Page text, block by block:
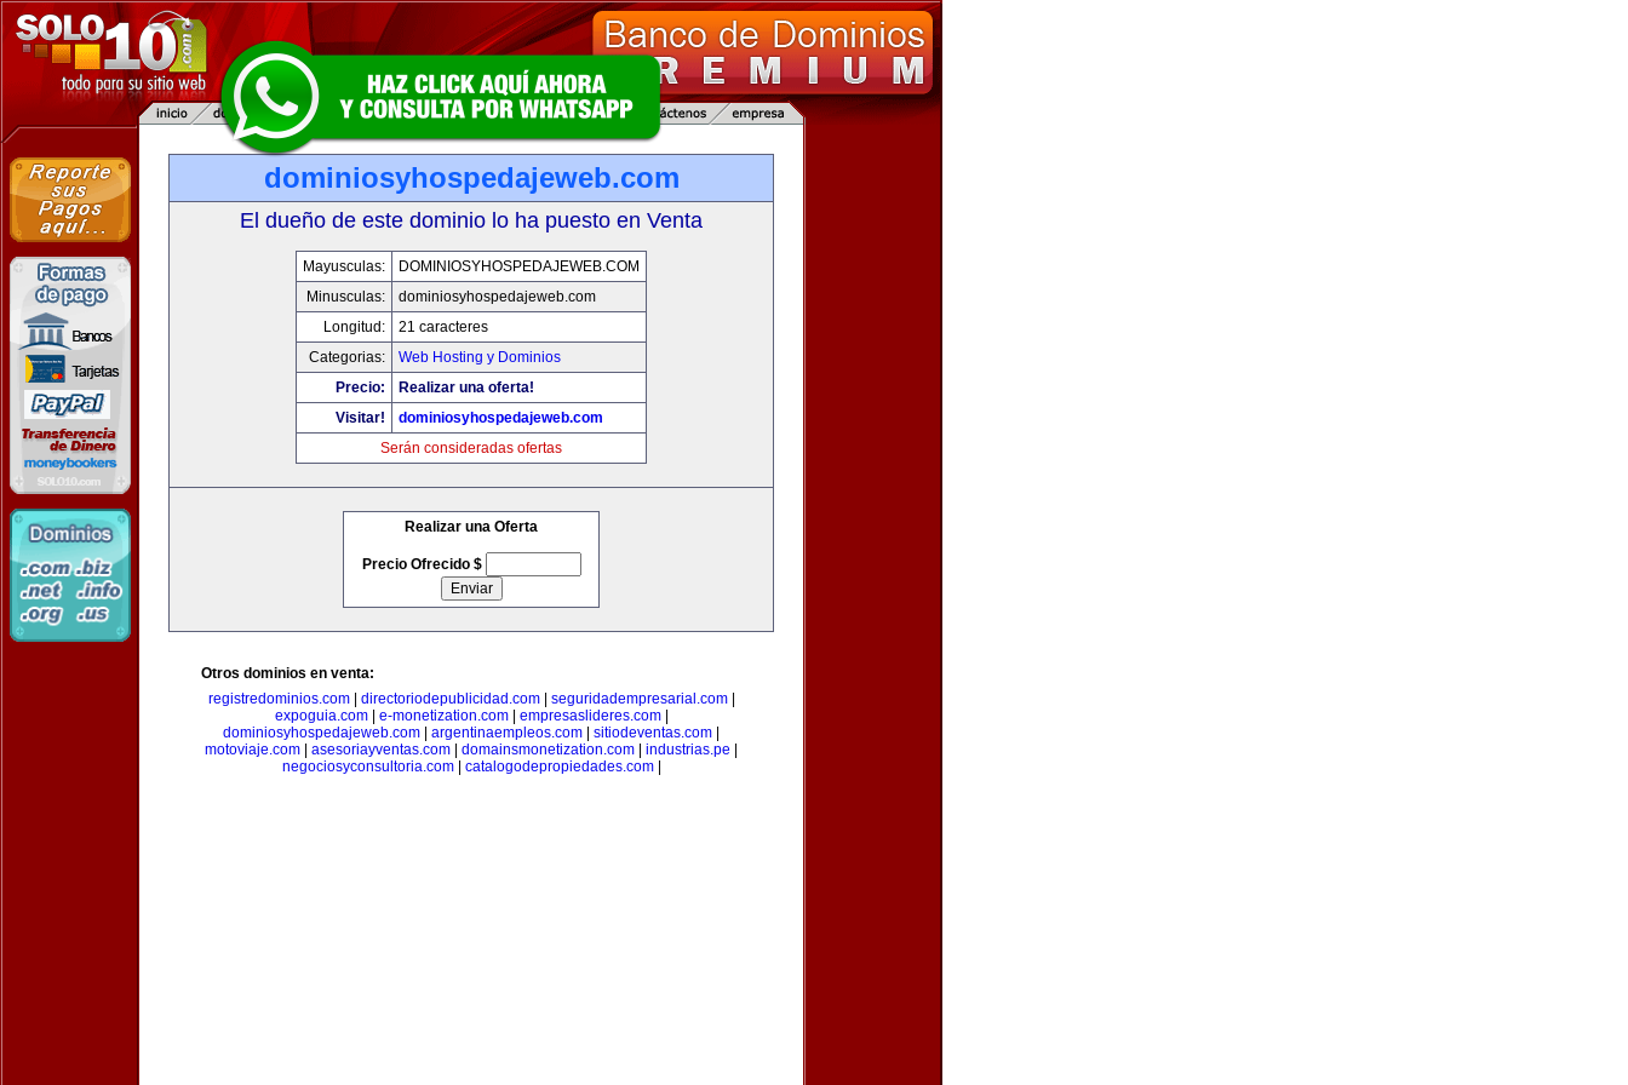
dominiosyhospedajeweb.com
El dueño de este dominio lo ha puesto en Venta
Mayusculas:
DOMINIOSYHOSPEDAJEWEB.COM
Minusculas:
dominiosyhospedajeweb.com
Longitud:
21 caracteres
Categorias:
Web Hosting y Dominios
Precio:
Realizar una oferta!
Visitar!
dominiosyhospedajeweb.com
Serán consideradas ofertas
Realizar una Oferta
Precio Ofrecido $
Otros dominios en venta:
registredominios.com| directoriodepublicidad.com| seguridadempresarial.com|
expoguia.com| e-monetization.com| empresaslideres.com|
dominiosyhospedajeweb.com
argentinaempleos.com sitiodeventas.com
motoviaje.com
asesoriayventas.com domainsmonetization.com industrias.pe
negociosyconsultoria.com| catalogodepropiedades.com|